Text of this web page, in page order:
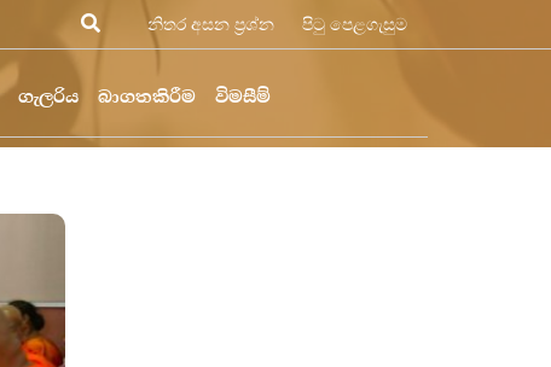
නිතර අසන ප්‍රශ්න පිටු පෙළගැසුම
ගැලරිය බාගතකිරීම විමසීම්